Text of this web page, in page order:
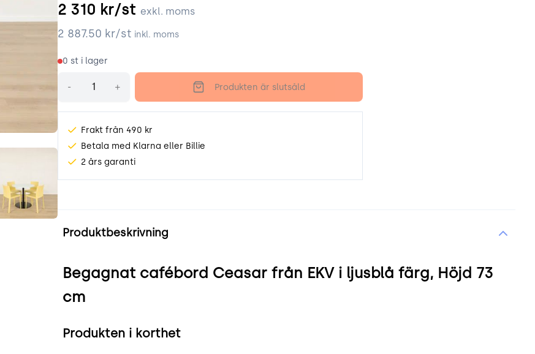
2 310 kr/st exkl. moms
2 887.50 kr/st inkl. moms
0 st i lager
- + Produkten är slutsåld
Frakt från 490 kr
Betala med Klarna eller Billie
2 års garanti
Produktinformation
Produktbeskrivning
Begagnat cafébord Ceasar från EKV i ljusblå färg, Höjd 73
cm
Produkten i korthet